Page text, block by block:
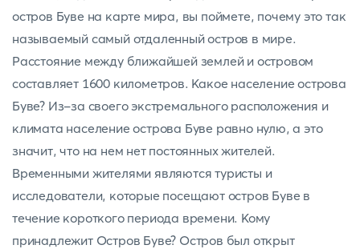
остров Буве на карте мира, вы поймете, почему это так
называемый самый отдаленный остров в мире.
Расстояние между ближайшей землей и островом
составляет 1600 километров. Какое население острова
Буве? Из-за своего экстремального расположения и
климата население острова Буве равно нулю, а это
значит, что на нем нет постоянных жителей.
Временными жителями являются туристы и
исследователи, которые посещают остров Буве в
течение короткого периода времени. Кому
принадлежит Остров Буве? Остров был открыт